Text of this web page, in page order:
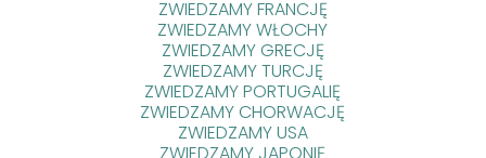
ZWIEDZAMY FRANCJĘ
ZWIEDZAMY WŁOCHY
ZWIEDZAMY GRECJĘ
ZWIEDZAMY TURCJĘ
ZWIEDZAMY PORTUGALIĘ
ZWIEDZAMY CHORWACJĘ
ZWIEDZAMY USA
ZWIEDZAMY JAPONIĘ